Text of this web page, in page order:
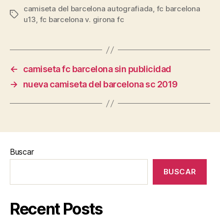
Etiquetas
camiseta del barcelona autografiada, fc barcelona
u13, fc barcelona v. girona fc
←
camiseta fc barcelona sin publicidad
→
nueva camiseta del barcelona sc 2019
Buscar
BUSCAR
Recent Posts